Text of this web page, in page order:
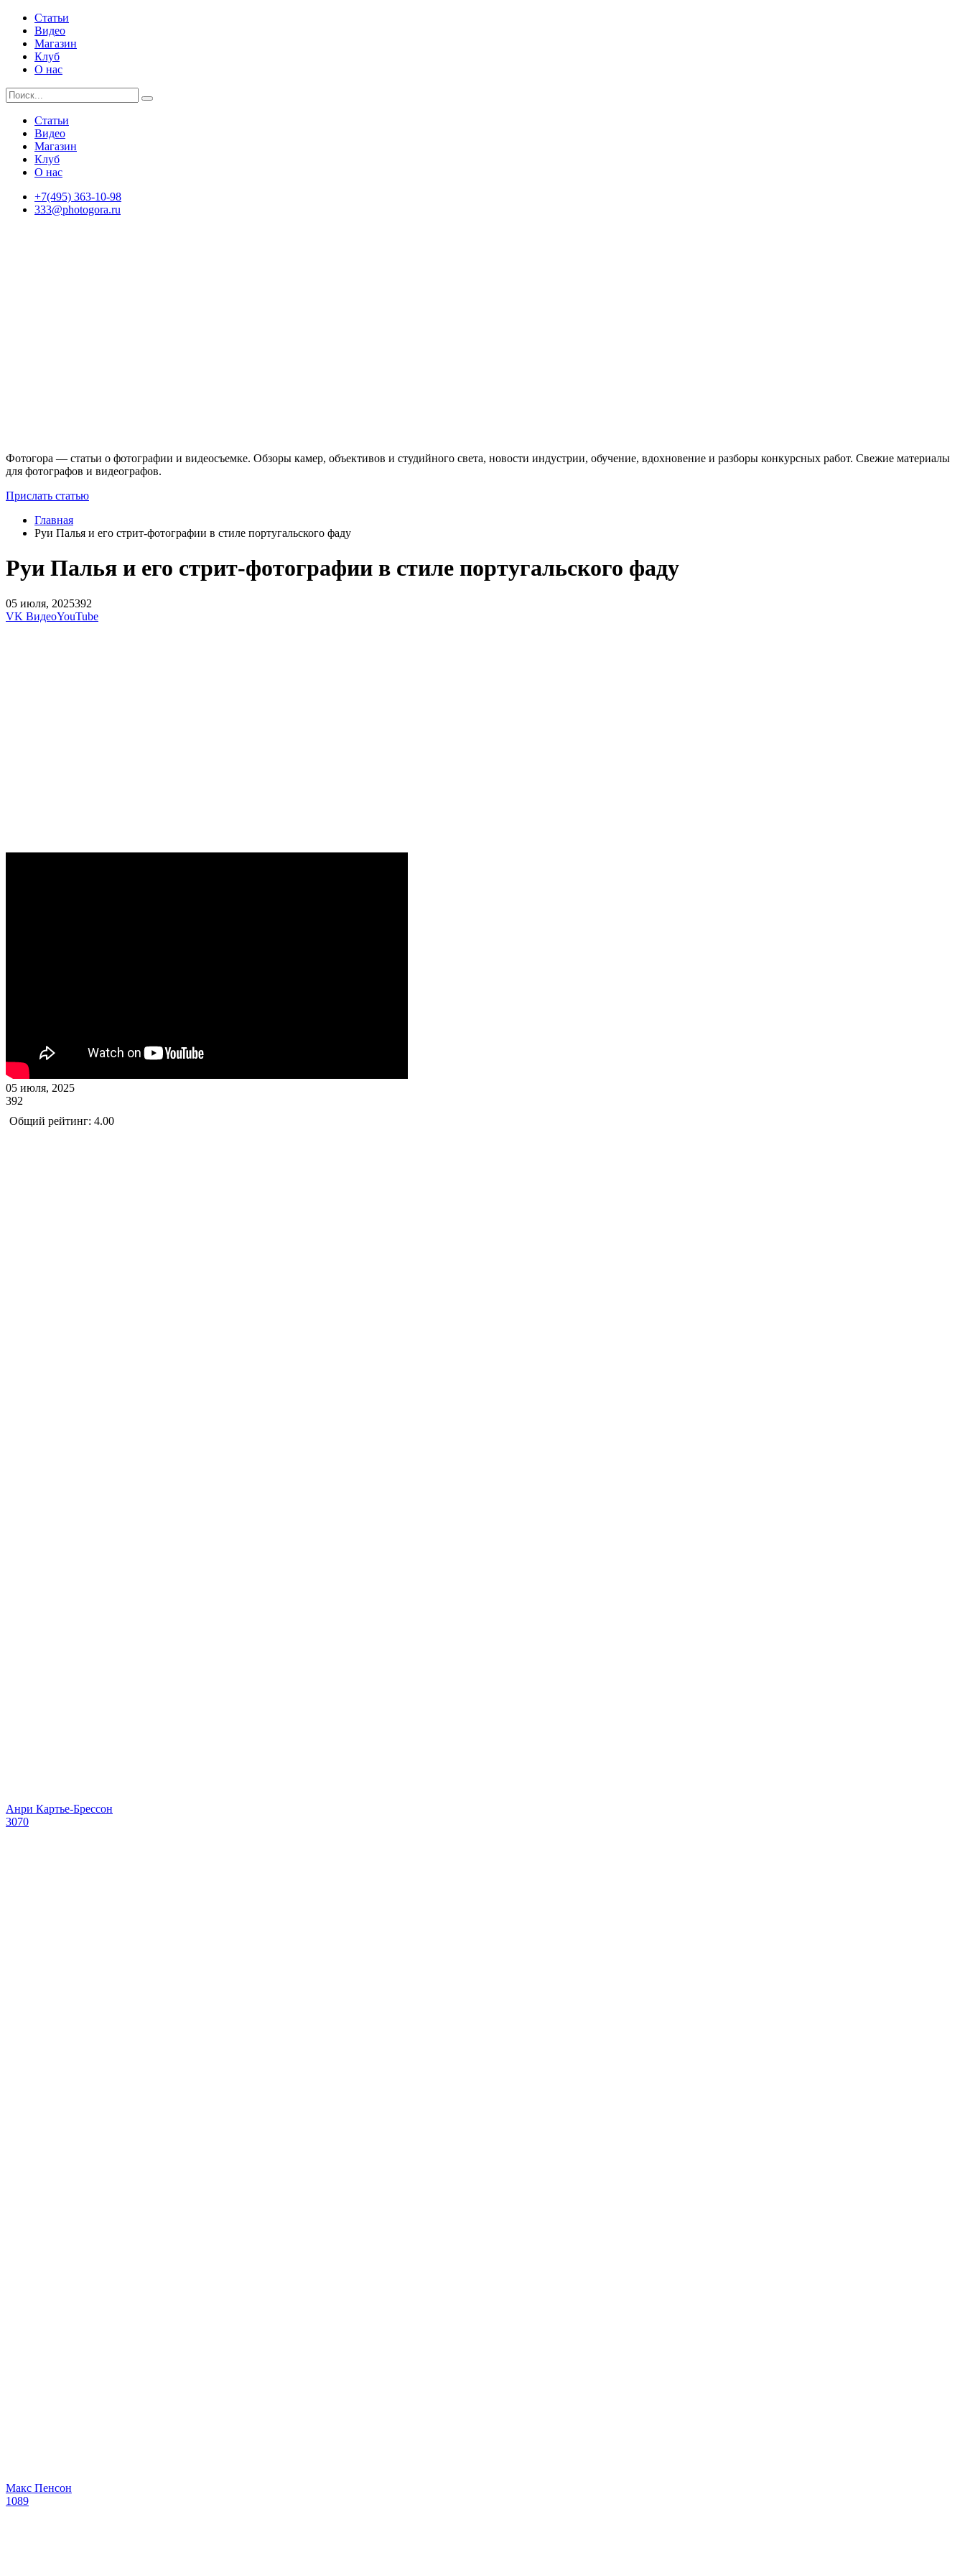
Статьи
Видео
Магазин
Клуб
О нас
Статьи
Видео
Магазин
Клуб
О нас
+7(495) 363-10-98
333@photogora.ru
Фотогора — статьи о фотографии и видеосъемке. Обзоры камер, объективов и студийного света, новости индустрии, обучение, вдохновение и разборы конкурсных работ. Свежие материалы
для фотографов и видеографов.
Прислать статью
Главная
Руи Палья и его стрит-фотографии в стиле португальского фаду
Руи Палья и его стрит-фотографии в стиле португальского фаду
05 июля, 2025392
VK ВидеоYouTube
05 июля, 2025
392
Общий рейтинг: 4.00
Анри Картье-Брессон
3070
Макс Пенсон
1089